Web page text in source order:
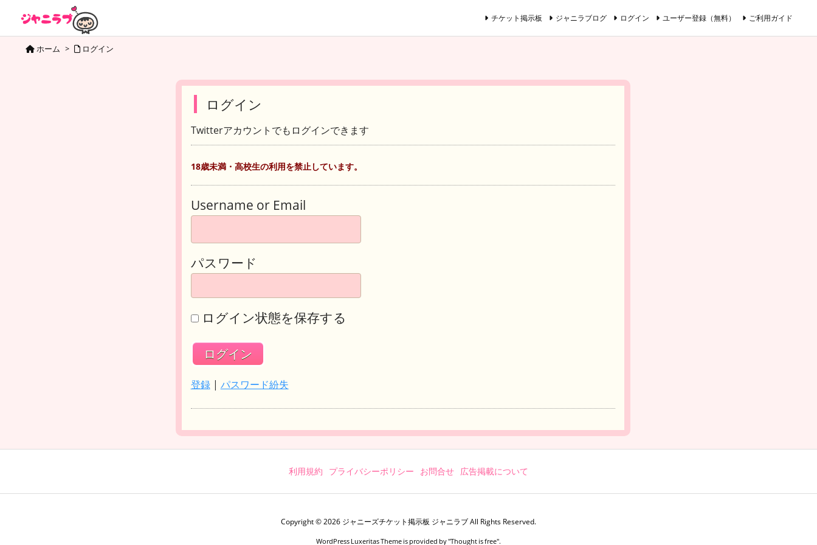
チケット掲示板 ジャニラブログ ログイン ユーザー登録（無料） ご利用ガイド
ホーム > ログイン
ログイン
Twitterアカウントでもログインできます
18歳未満・高校生の利用を禁止しています。
Username or Email
パスワード
ログイン状態を保存する
登録| パスワード紛失
利用規約 プライバシーポリシー お問合せ 広告掲載について
Copyright ©2026 ジャニーズチケット掲示板 ジャニラブAll Rights Reserved.
WordPress Luxeritas Theme is provided by "Thought is free".